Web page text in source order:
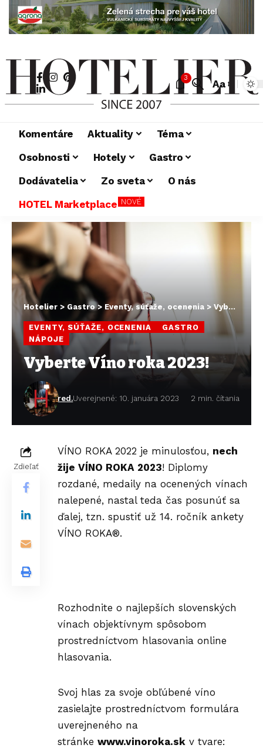
3
Aa
Komentáre Aktuality
Téma
Osobnosti
Hotely
Gastro
Dodávatelia
Zo sveta
O nás
HOTEL Marketplace NOVÉ
Hotelier > Gastro> Eventy, súťaže, ocenenia > Vyberte Víno roka 2023!
EVENTY, SÚŤAŽE, OCENENIA
GASTRO
NÁPOJE
Vyberte Víno roka 2023!
red.Uverejnené: 10. januára 2023 2 min. čítania
Zdieľať
VÍNO ROKA 2022 je minulosťou, nech
žije VÍNO ROKA 2023! Diplomy
rozdané, medaily na ocenených vínach
nalepené, nastal teda čas posunúť sa
ďalej, tzn. spustiť už 14. ročník ankety
VÍNO ROKA®.
Rozhodnite o najlepších slovenských
vínach objektívnym spôsobom
prostredníctvom hlasovania online
hlasovania.
Svoj hlas za svoje obľúbené víno
zasielajte prostredníctvom formulára
uverejneného na
stránke www.vinoroka.sk v tvare: